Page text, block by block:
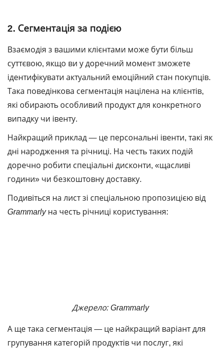
2. Сегментація за подією
Взаємодія з вашими клієнтами може бути більш
суттєвою, якщо ви у доречний момент зможете
ідентифікувати актуальний емоційний стан покупців.
Така поведінкова сегментація націлена на клієнтів,
які обирають особливий продукт для конкретного
випадку чи івенту.
Найкращий приклад — це персональні івенти, такі як
дні народження та річниці. На честь таких подій
доречно робити спеціальні дисконти, «щасливі
години» чи безкоштовну доставку.
Подивіться на лист зі спеціальною пропозицією від
Grammarlyна честь річниці користування:
Джерело: Grammarly
А ще така сегментація ― це найкращий варіант для
групування категорій продуктів чи послуг, які